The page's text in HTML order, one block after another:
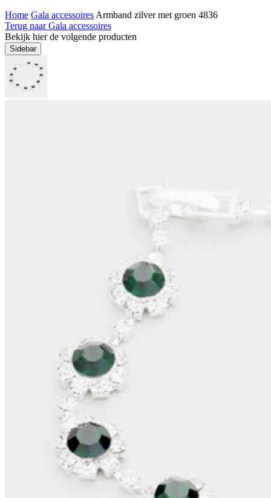
Home Gala accessoires Armband zilver met groen 4836
Terug naar Gala accessoires
Bekijk hier de volgende producten
Sidebar